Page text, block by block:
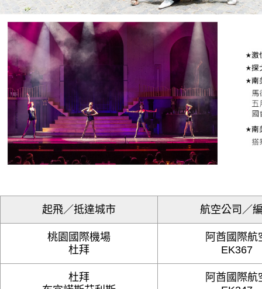
起飛／抵達城市 航空公司／
桃園國際機場
杜拜
阿酋國際航
EK367
杜拜
阿酋國際航